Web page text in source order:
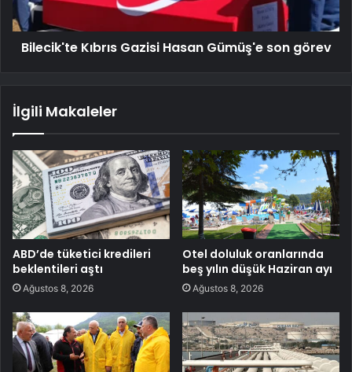
Bilecik'te Kıbrıs Gazisi Hasan Gümüş'e son görev
İlgili Makaleler
ABD’de tüketici kredileri
beklentileri aştı
Ağustos 8, 2026
Otel doluluk oranlarında
beş yılın düşük Haziran ayı
Ağustos 8, 2026